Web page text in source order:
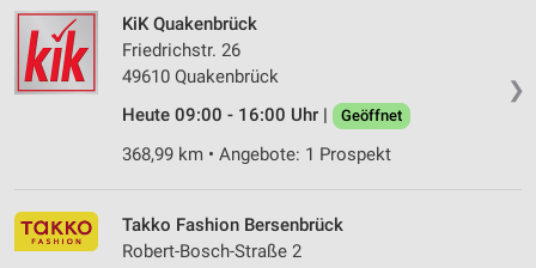
❯
KiK Quakenbrück
Friedrichstr. 26
49610 Quakenbrück
Heute 09:00 - 16:00 Uhr |
Geöffnet
368,99 km • Angebote: 1 Prospekt
Takko Fashion Bersenbrück
Robert-Bosch-Straße 2